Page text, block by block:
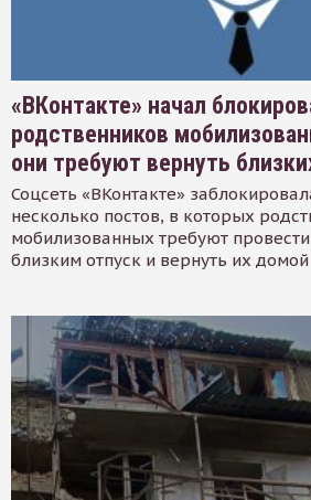
«ВКонтакте» начал
родственников
они требуют вернуть
Соцсеть «ВКонтакте»
несколько постов, в которых
мобилизованных требуют
близким отпуск и вернуть их домой